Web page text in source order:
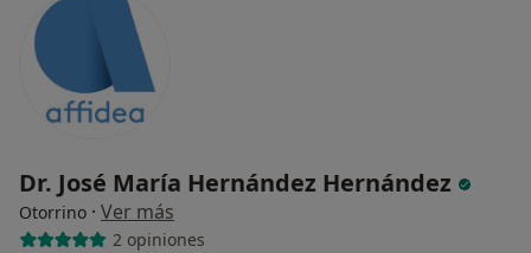
Dr. José María Hernández Hernández
Otorrino · Ver más
2 opiniones